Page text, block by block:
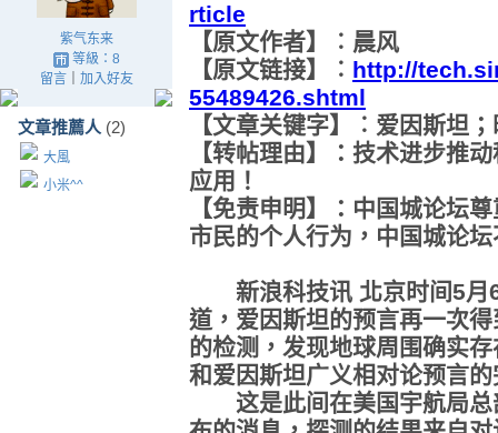
紫气东来
等級：8
留言｜ 加入好友
文章推薦人 (2)
大風
小米^^
rticle
【原文作者】︰晨风
【原文链接】︰ http://
55489426.shtml
【文章关键字】︰爱因斯坦
【转帖理由】：技术进步推
应用！
【免责申明】：中国城论坛
市民的个人行为，中国城论
新浪科技讯 北京时间5月6
道，爱因斯坦的预言再一次
的检测，发现地球周围确实
和爱因斯坦广义相对论预言
这是此间在美国宇航局总